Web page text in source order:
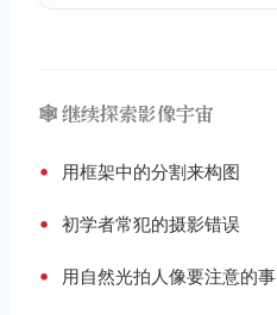
🕸️ 继续探索影像宇宙
• 用框架中的分割来构图
• 初学者常犯的摄影错误
• 用自然光拍人像要注意的事